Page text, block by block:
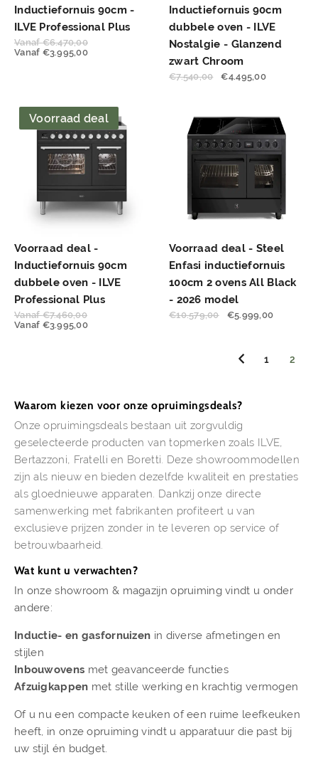
Inductiefornuis 90cm -
ILVE Professional Plus
Vanaf€6.470,00
Vanaf €3.995,00
Inductiefornuis 90cm
dubbele oven - ILVE
Nostalgie - Glanzend
zwart Chroom
€7.540,00 €4.495,00
Voorraad deal
Voorraad deal -
Inductiefornuis 90cm
dubbele oven - ILVE
Professional Plus
Vanaf€7.460,00
Vanaf €3.995,00
Voorraad deal - Steel
Enfasi inductiefornuis
100cm 2 ovens All Black
- 2026 model
€10.579,00 €5.999,00
1 2
Waarom kiezen voor onze opruimingsdeals?
Onze opruimingsdeals bestaan uit zorgvuldig
geselecteerde producten van topmerken zoals ILVE,
Bertazzoni, Fratelli en Boretti. Deze showroommodellen
zijn als nieuw en bieden dezelfde kwaliteit en prestaties
als gloednieuwe apparaten. Dankzij onze directe
samenwerking met fabrikanten profiteert u van
exclusieve prijzen zonder in te leveren op service of
betrouwbaarheid.
Wat kunt u verwachten?
In onze showroom & magazijn opruiming vindt u onder
andere:
Inductie- en gasfornuizen in diverse afmetingen en
stijlen
Inbouwovens met geavanceerde functies
Afzuigkappen met stille werking en krachtig vermogen
Of u nu een compacte keuken of een ruime leefkeuken
heeft, in onze opruiming vindt u apparatuur die past bij
uw stijl én budget.